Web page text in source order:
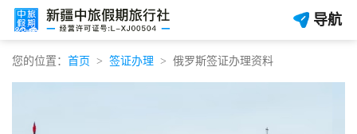
导航
您的位置： 首页 签证办理 俄罗斯签证办理资料